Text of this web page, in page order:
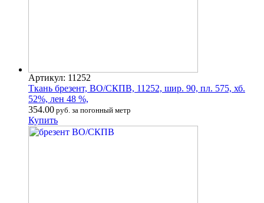
Артикул: 11252
Ткань брезент, ВО/СКПВ, 11252, шир. 90, пл. 575, хб.
52%, лен 48 %,
354.00 руб. за погонный метр
Купить